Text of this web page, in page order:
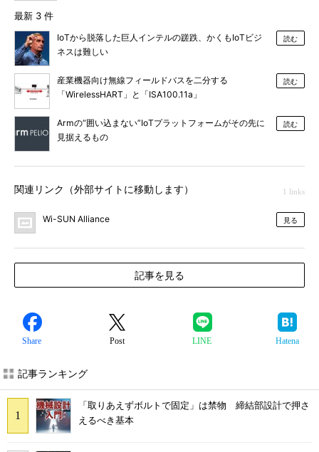
最新 3 件
IoTから脱落した巨人インテルの蹉跌、かくもIoTビジ
ネスは難しい
読む
産業機器向け無線フィールドバスを二分する
「WirelessHART」と「ISA100.11a」
読む
Armの“囲い込まない”IoTプラットフォームがその先に
見据えるもの
読む
関連リンク（外部サイトに移動します） 1 links
Wi-SUN Alliance 見る
記事を見る
Share Post LINE Hatena
記事ランキング
「取りあえずボルトで固定」は禁物 締結部設計で押さ
えるべき基本